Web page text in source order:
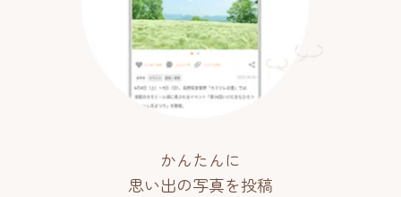
かんたんに
思い出の写真を投稿